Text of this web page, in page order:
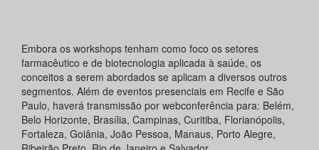
Embora os workshops tenham como foco os setores
farmacêutico e de biotecnologia aplicada à saúde, os
conceitos a serem abordados se aplicam a diversos outros
segmentos. Além de eventos presenciais em Recife e São
Paulo, haverá transmissão por webconferência para: Belém,
Belo Horizonte, Brasília, Campinas, Curitiba, Florianópolis,
Fortaleza, Goiânia, João Pessoa, Manaus, Porto Alegre,